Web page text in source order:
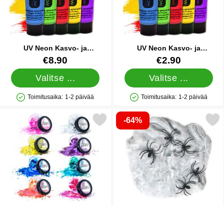
UV Neon Kasvo- ja
Vartalomaali Vihreä 50 ml
Tuote.nro 8216€8.90
Valitse ...
Saatavuus: Varastossa
Toimitusaika: 1-2 päivää
UV Neon Kasvo- ja
Vartalomaali Vaaleanpunainen
10 ml
Tuote.nro 8210€2.90
Valitse ...
Saatavuus: Varastossa
Toimitusaika: 1-2 päivää
Chunky Kasvo- ja Vartalokimalle Fantasy Mermazy
-64%
Merkitse hämähäkinverkko